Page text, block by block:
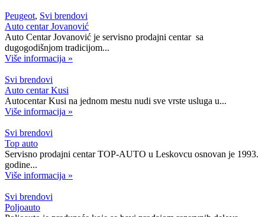
Peugeot, Svi brendovi
Auto centar Jovanović
Auto Centar Jovanović je servisno prodajni centar sa
dugogodišnjom tradicijom...
Više informacija »
Svi brendovi
Auto centar Kusi
Autocentar Kusi na jednom mestu nudi sve vrste usluga u...
Više informacija »
Svi brendovi
Top auto
Servisno prodajni centar TOP-AUTO u Leskovcu osnovan je 1993.
godine...
Više informacija »
Svi brendovi
Poljoauto